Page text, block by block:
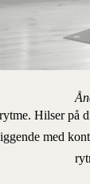
Hilser på
med